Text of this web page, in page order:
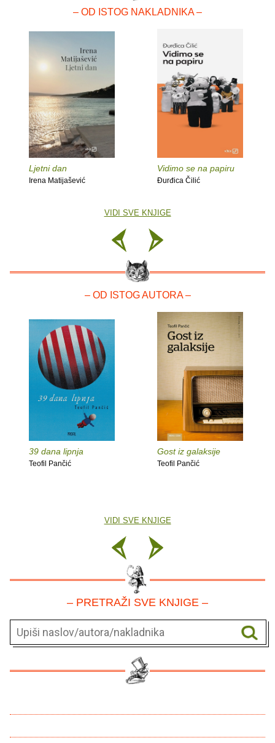
– OD ISTOG NAKLADNIKA –
Ljetni dan
Irena Matijašević
Vidimo se na papiru
Đurđica Čilić
VIDI SVE KNJIGE
– OD ISTOG AUTORA –
39 dana lipnja
Teofil Pančić
Gost iz galaksije
Teofil Pančić
VIDI SVE KNJIGE
– PRETRAŽI SVE KNJIGE –